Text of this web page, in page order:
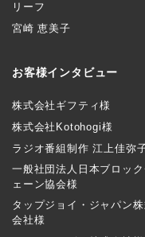
リーフ
宮崎 恵美子
お客様インタビュー
株式会社ギフティ様
株式会社Kotohogi様
ラジオ番組制作 江上佳弥
一般社団法人日本ブロック
ェーン協会様
タップジョイ・ジャパン
会社様